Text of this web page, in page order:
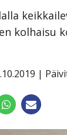
kolhaisu
|